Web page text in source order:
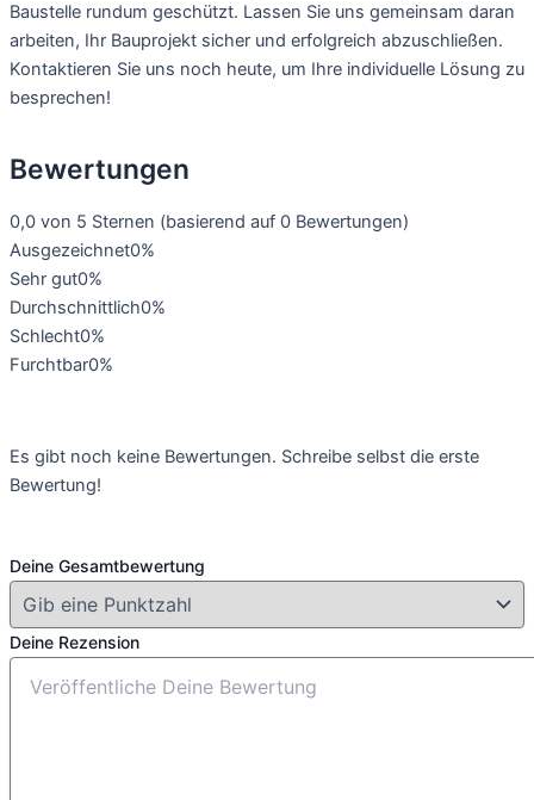
Baustelle rundum geschützt. Lassen Sie uns gemeinsam daran
arbeiten, Ihr Bauprojekt sicher und erfolgreich abzuschließen.
Kontaktieren Sie uns noch heute, um Ihre individuelle Lösung zu
besprechen!
Bewertungen
0,0 von 5 Sternen (basierend auf 0 Bewertungen)
Ausgezeichnet0%
Sehr gut0%
Durchschnittlich0%
Schlecht0%
Furchtbar0%
Es gibt noch keine Bewertungen. Schreibe selbst die erste
Bewertung!
Deine Gesamtbewertung
Deine Rezension